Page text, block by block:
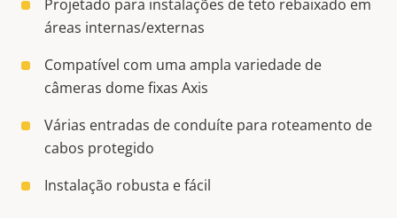
Projetado para instalações de teto rebaixado em
áreas internas/externas
Compatível com uma ampla variedade de
câmeras dome fixas Axis
Várias entradas de conduíte para roteamento de
cabos protegido
Instalação robusta e fácil